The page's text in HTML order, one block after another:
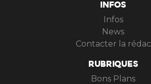
INFOS
Infos
News
Contacter la rédac
RUBRIQUES
Bons Plans